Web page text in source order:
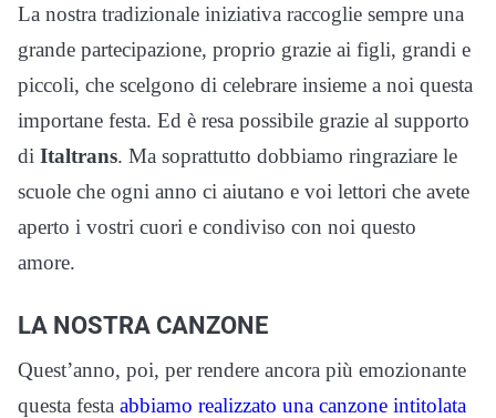
La nostra tradizionale iniziativa raccoglie sempre una
grande partecipazione, proprio grazie ai figli, grandi e
piccoli, che scelgono di celebrare insieme a noi questa
importane festa. Ed è resa possibile grazie al supporto
di Italtrans. Ma soprattutto dobbiamo ringraziare le
scuole che ogni anno ci aiutano e voi lettori che avete
aperto i vostri cuori e condiviso con noi questo
amore.
LA NOSTRA CANZONE
Quest’anno, poi, per rendere ancora più emozionante
questa festa abbiamo realizzato una canzone intitolata